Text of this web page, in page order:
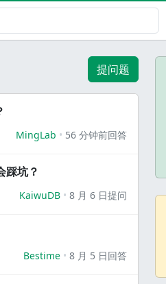
提问题
MingLab 56 分钟前回答
踩坑？
KaiwuDB 8 月 6 日提问
Bestime 8 月 5 日回答